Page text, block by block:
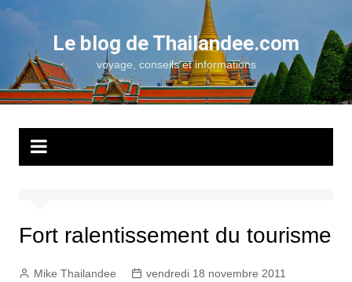
Aller
contenu
Le blog de Thailandee.com
voyage, conseils et informations
Fort ralentissement du tourisme
Mike Thailandee
vendredi 18 novembre 2011